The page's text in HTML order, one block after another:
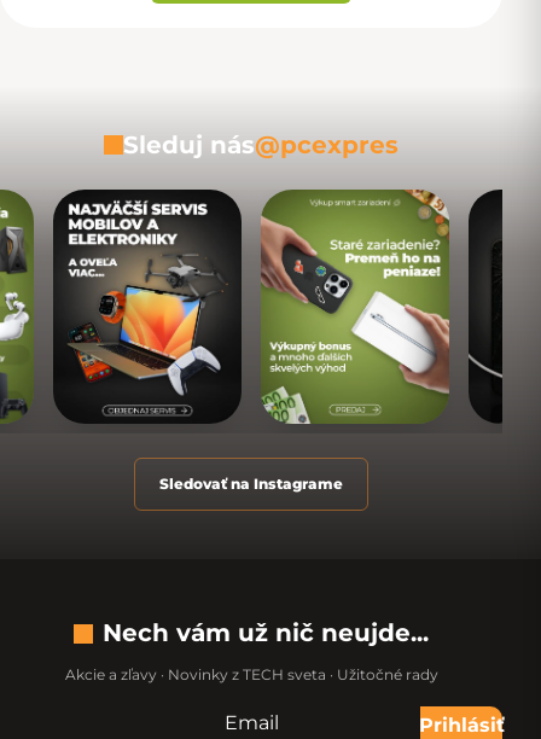
Sleduj nás@pcexpres
Sledovať na Instagrame
Nech vám už nič neujde...
Akcie a zľavy · Novinky z TECH sveta · Užitočné rady
Nevypĺňajte toto pole:
Email
Prihlásiť